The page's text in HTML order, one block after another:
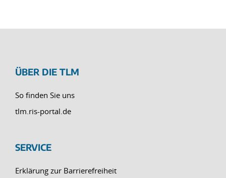
ÜBER DIE TLM
So finden Sie uns
tlm.ris-portal.de
SERVICE
Erklärung zur Barrierefreiheit